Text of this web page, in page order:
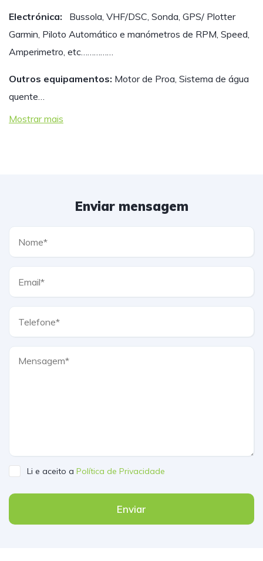
Electrónica: Bussola, VHF/DSC, Sonda, GPS/ Plotter
Garmin, Piloto Automático e manómetros de RPM, Speed,
Amperimetro, etc……………
Outros equipamentos: Motor de Proa, Sistema de água
quente…
Mostrar mais
Enviar mensagem
Li e aceito a Política de Privacidade
Enviar